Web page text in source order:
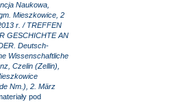
Naukowa,
Mieszkowice, 2
r. / TREFFEN
GESCHICHTE AN
Deutsch-
Wissenschaftliche
Czelin (Zellin),
Nm.), 2. März
pod